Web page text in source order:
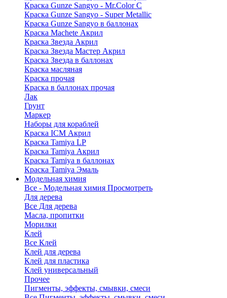
Краска Gunze Sangyo - Mr.Color C
Краска Gunze Sangyo - Super Metallic
Краска Gunze Sangyo в баллонах
Краска Machete Акрил
Краска Звезда Акрил
Краска Звезда Мастер Акрил
Краска Звезда в баллонах
Краска масляная
Краска прочая
Краска в баллонах прочая
Лак
Грунт
Маркер
Наборы для кораблей
Краска ICM Акрил
Краска Tamiya LP
Краска Tamiya Акрил
Краска Tamiya в баллонах
Краска Tamiya Эмаль
Модельная химия
Все - Модельная химия Просмотреть
Для дерева
Все Для дерева
Масла, пропитки
Морилки
Клей
Все Клей
Клей для дерева
Клей для пластика
Клей универсальный
Прочее
Пигменты, эффекты, смывки, смеси